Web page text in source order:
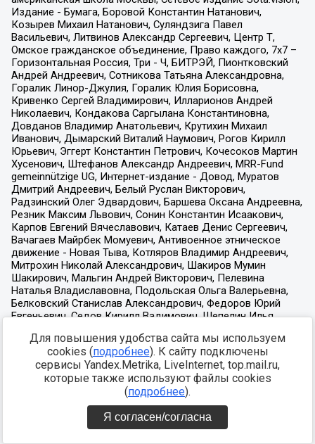
Для повышения удобства сайта мы используем
cookies (подробнее). К сайту подключены
сервисы Yandex.Metrika, LiveInternet, top.mail.ru,
которые также используют файлы cookies
(подробнее).
Я согласен/согласна